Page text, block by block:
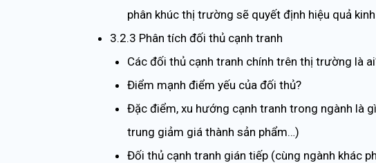
phân khúc thị trường sẽ quyết định hiệu quả
3.2.3 Phân tích đối thủ cạnh tranh
Các đối thủ cạnh tranh chính trên thị trường là
Điểm mạnh điểm yếu của đối thủ?
Đặc điểm, xu hướng cạnh tranh trong ngành là
trung giảm giá thành sản phẩm…)
Đối thủ cạnh tranh gián tiếp (cùng ngành khác